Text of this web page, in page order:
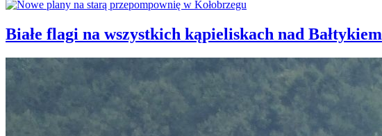
Białe flagi na wszystkich kąpieliskach nad Bałtykiem